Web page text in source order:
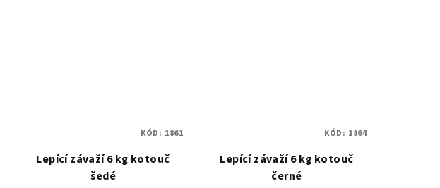
Lepící závaží 6 kg kotouč
šedé
KÓD: 1861
Lepící závaží 6 kg kotouč
černé
KÓD: 1864